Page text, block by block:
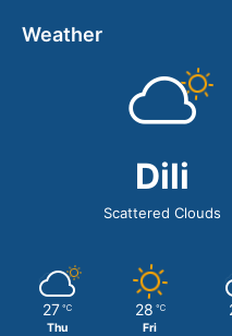
Weather
Dili
Scattered Clouds
27 ℃
Thu
28 ℃
Fri